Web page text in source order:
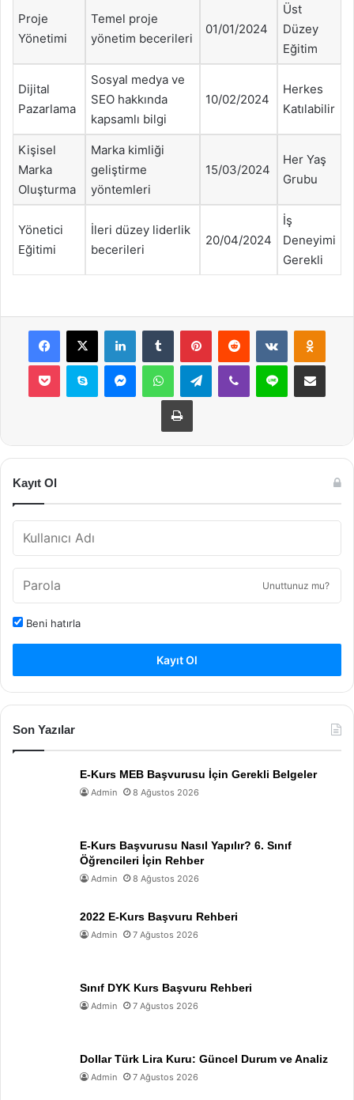
Proje
Yönetimi
Temel proje
yönetim becerileri
01/01/2024
Üst
Düzey
Eğitim
Dijital
Pazarlama
Sosyal medya ve
SEO hakkında
kapsamlı bilgi
10/02/2024
Herkes
Katılabilir
Kişisel
Marka
Oluşturma
Marka kimliği
geliştirme
yöntemleri
15/03/2024
Her Yaş
Grubu
Yönetici
Eğitimi
İleri düzey liderlik
becerileri
20/04/2024
İş
Deneyimi
Gerekli
Facebook
X LinkedInTumblr PinterestReddit VKontakte
Pocket Skype MessengerWhatsAppTelegramViber Line E-Posta ile
Yazdır
Kayıt Ol
Unuttunuz mu?
Beni hatırla
Kayıt Ol
Son Yazılar
E-Kurs MEB Başvurusu İçin Gerekli Belgeler
Admin 8 Ağustos 2026
E-Kurs Başvurusu Nasıl Yapılır? 6. Sınıf
Öğrencileri İçin Rehber
Admin 8 Ağustos 2026
2022 E-Kurs Başvuru Rehberi
Admin 7 Ağustos 2026
Sınıf DYK Kurs Başvuru Rehberi
Admin 7 Ağustos 2026
Dollar Türk Lira Kuru: Güncel Durum ve Analiz
Admin 7 Ağustos 2026